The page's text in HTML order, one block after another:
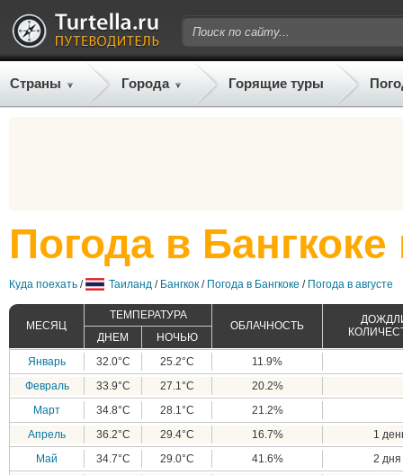
Страны Города Горящие туры
Погода в Бангкоке
Куда поехать / Таиланд / Бангкок / Погода в Бангкоке / Погода в августе
МЕСЯЦ
ТЕМПЕРАТУРА
ОБЛАЧНОСТЬ
ДНЕМ
НОЧЬЮ
Январь
32.0°C 25.2°C
11.9%
Февраль
33.9°C 27.1°C
20.2%
Март
34.8°C 28.1°C
21.2%
Апрель
36.2°C 29.4°C 16.7%
1
Май
34.7°C 29.0°C 41.6%
2